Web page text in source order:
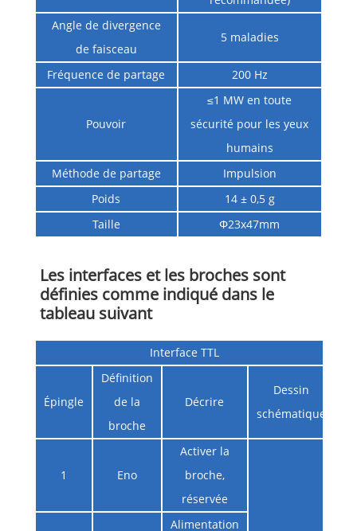
Angle de divergence
de faisceau
5 maladies
Fréquence de partage 200 Hz
Pouvoir
≤1 MW en toute
sécurité pour les yeux
humains
Méthode de partage
Impulsion
Poids
14 ± 0,5 g
Taille
Φ23x47mm
Les interfaces et les broches sont
définies comme indiqué dans le
tableau suivant
Interface TTL
Épingle
Définition
de la
broche
Décrire
Dessin
schématique
1 Eno
Activer la
broche,
réservée
Alimentation